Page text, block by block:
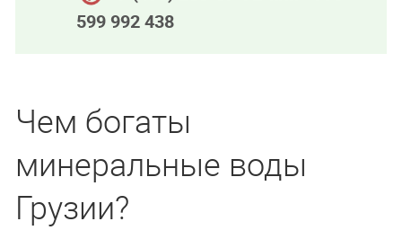
599 992 438
Чем богаты
минеральные воды
Грузии?